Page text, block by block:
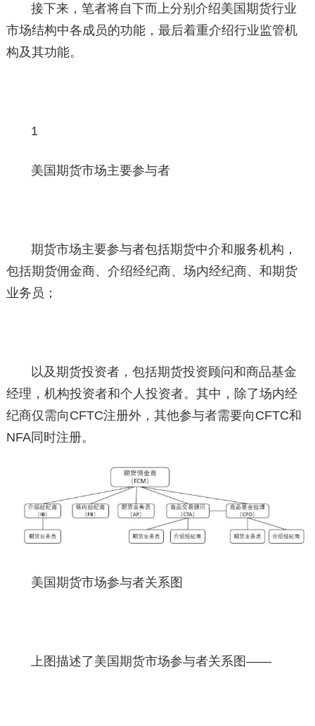
接下来，笔者将自下而上分别介绍美国期货行业
市场结构中各成员的功能，最后着重介绍行业监管机
构及其功能。
1
美国期货市场主要参与者
期货市场主要参与者包括期货中介和服务机构，
包括期货佣金商、介绍经纪商、场内经纪商、和期货
业务员；
以及期货投资者，包括期货投资顾问和商品基金
经理，机构投资者和个人投资者。其中，除了场内经
纪商仅需向CFTC注册外，其他参与者需要向CFTC和
NFA同时注册。
美国期货市场参与者关系图
上图描述了美国期货市场参与者关系图——